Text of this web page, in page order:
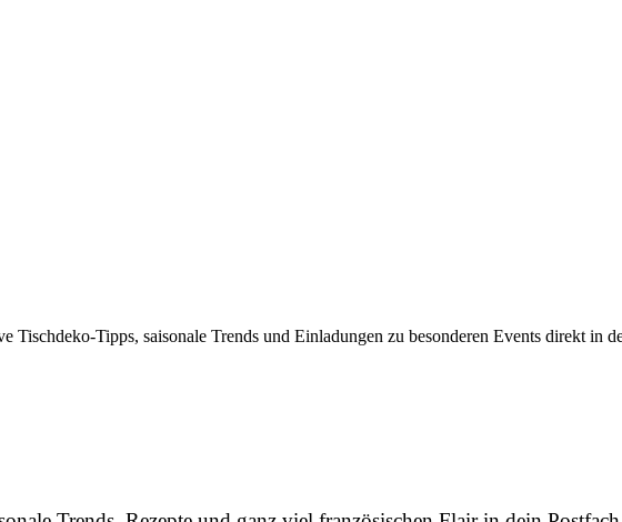
Tipps, saisonale Trends und Einladungen zu besonderen Events direkt in